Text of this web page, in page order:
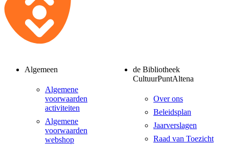
Algemeen
Algemene
voorwaarden
activiteiten
Algemene
voorwaarden
webshop
de Bibliotheek
CultuurPuntAltena
Over ons
Beleidsplan
Jaarverslagen
Raad van Toezicht